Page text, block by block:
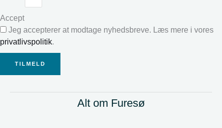
Accept
Jeg accepterer at modtage nyhedsbreve. Læs mere i vores
privatlivspolitik.
TILMELD
Alt om Furesø